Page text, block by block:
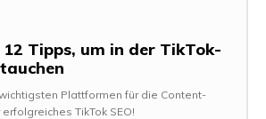
12 Tipps, um in der TikTok-
Plattformen für die Content-
TikTok SEO!